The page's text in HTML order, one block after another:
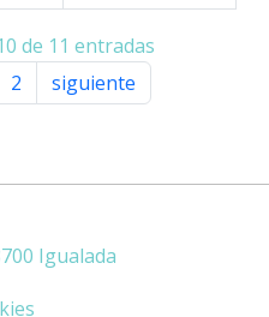
de 11 entradas
2 siguiente
Igualada